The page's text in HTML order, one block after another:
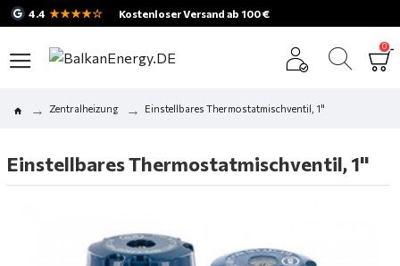
4.4 ★★★★☆ Kostenloser Versand ab 100 €
0
Zentralheizung Einstellbares Thermostatmischventil, 1"
Einstellbares Thermostatmischventil, 1"